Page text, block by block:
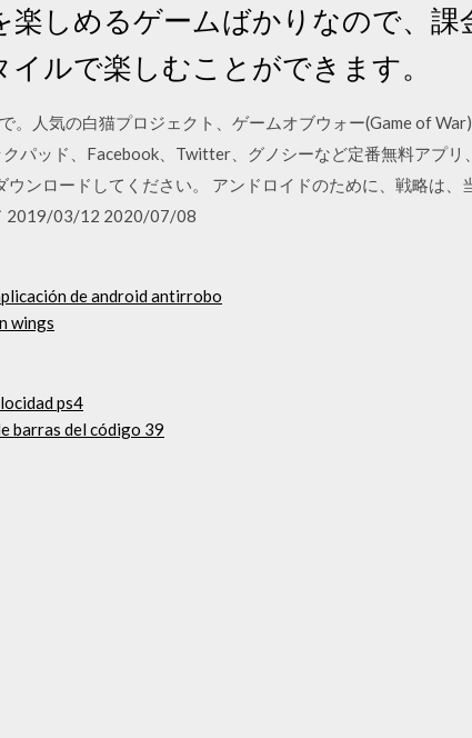
楽しめるゲームばかりなので、課
ルで楽しむことができます。
人気の白猫プロジェクト、ゲームオブウォー(Game of War)
パッド、Facebook、Twitter、グノシーなど定番無料アプリ
ンロードしてください。 アンドロイドのために、戦略は、
2019/03/12 2020/07/08
de android antirrobo
wings
ps4
barras del código 39